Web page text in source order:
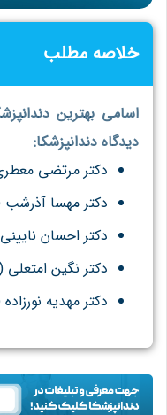
خلاصه مطلب
اسامی بهترین
دیدگاه دندانپزشکا:
دکتر مرتضی
دکتر مهسا آذرشب
دکتر احسان
دکتر نگین امتعلی
دکتر مهدیه